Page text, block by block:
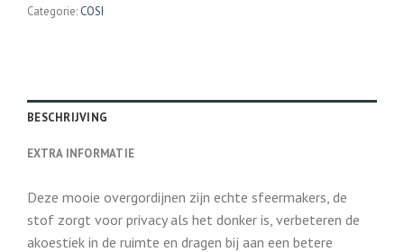
Categorie: COSI
BESCHRIJVING
EXTRA INFORMATIE
Deze mooie overgordijnen zijn echte sfeermakers, de
stof zorgt voor privacy als het donker is, verbeteren de
akoestiek in de ruimte en dragen bij aan een betere